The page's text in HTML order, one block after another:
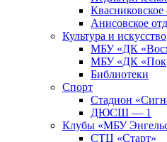
Квасниковское
Анисовское
Культура и искусство
МБУ «ДК
МБУ «ДК
Библиотеки
Спорт
Стадион
ДЮСШ — 1
Клубы «МБУ
СТЦ «Старт»